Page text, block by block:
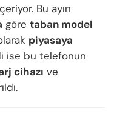
Bu ayın
göre taban model
piyasaya
ise bu telefonun
cihazı ve